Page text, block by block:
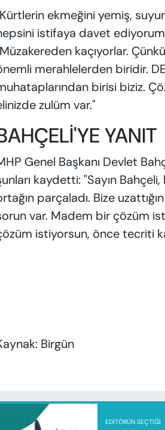
ekmeğini yemiş,
istifaya davet ediyorum"
kaçıyorlar.
merahlelerden biridir.
birisi biziz.
zulüm var."
YANIT
Genel Başkanı Devlet
kaydetti: "Sayın
parçaladı. Bize
var. Madem bir çözüm
istiyorsun, önce tecriti
Birgün
EDITÖRÜN SEÇTIĞI